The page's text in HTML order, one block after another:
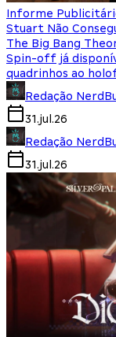
Informe
Stuart Não
The Big Bang
Spin-off já
quadrinhos ao
Redação
31.jul.26
Redação
31.jul.26